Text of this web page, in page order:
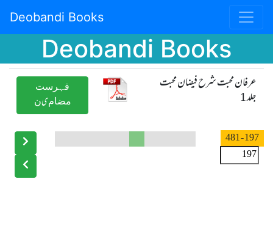
Deobandi Books
Deobandi Books
عرفان محبت شرح فیضان محبت
جلد 1
ﻓﮩﺮﺳﺖ
ﻣﻀﺎﻡیﻥ
197
- 481